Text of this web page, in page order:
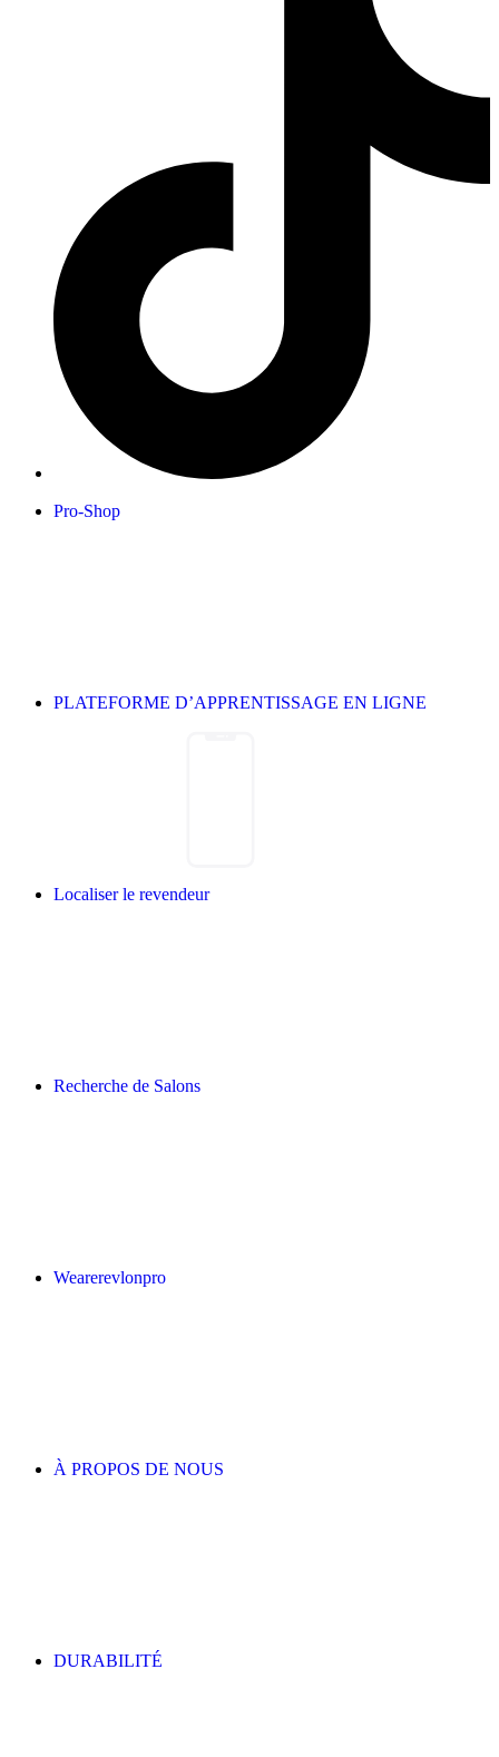
Pro-Shop
PLATEFORME D’APPRENTISSAGE EN LIGNE
Localiser le revendeur
Recherche de Salons
Wearerevlonpro
À PROPOS DE NOUS
DURABILITÉ